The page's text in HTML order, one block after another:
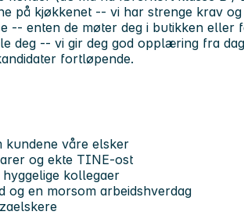
på kjøkkenet -- vi har strenge krav
-- enten de møter deg i butikken eller
deg -- vi gir deg god opplæring fra
fortløpende.
kundene våre elsker
og ekte TINE-ost
kollegaer
og en morsom arbeidshverdag